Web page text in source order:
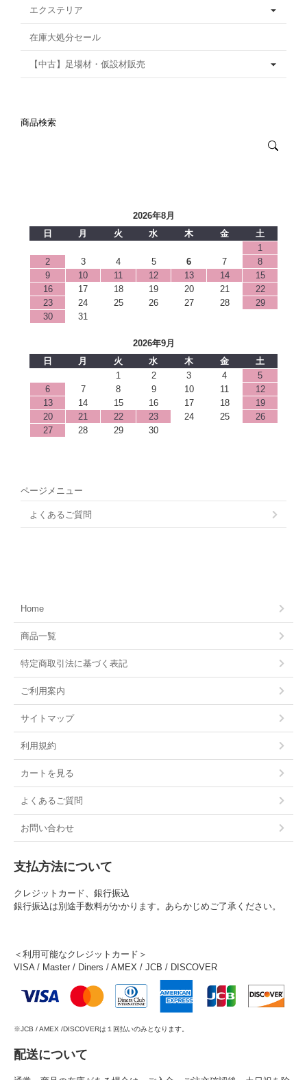
エクステリア
在庫大処分セール
【中古】足場材・仮設材販売
商品検索
2026年8月
日
月 火 水 木 金
土
1
2
3 4 5 6 7
8
9
10 11 12 13 14
15
16
17 18 19 20 21
22
23
24 25 26 27 28
29
30
31
2026年9月
日
月 火 水 木 金
土
1
2 3 4
5
6
7 8 9 10 11
12
13
14 15 16 17 18
19
20
21 22 23 24 25
26
27
28 29 30
ページメニュー
よくあるご質問
Home
商品一覧
特定商取引法に基づく表記
ご利用案内
サイトマップ
利用規約
カートを見る
よくあるご質問
お問い合わせ
支払方法について
クレジットカード、銀行振込
銀行振込は別途手数料がかかります。あらかじめご了承ください。
＜利用可能なクレジットカード＞
VISA / Master / Diners / AMEX / JCB / DISCOVER
※JCB / AMEX /DISCOVERは１回払いのみとなります。
配送について